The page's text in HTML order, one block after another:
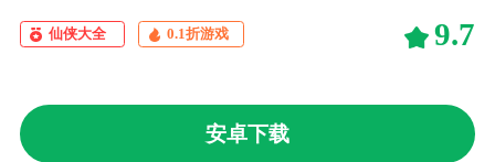
仙侠大全 0.1折游戏 9.7
安卓下载